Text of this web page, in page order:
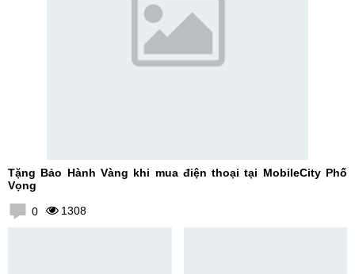
Tặng Bảo Hành Vàng khi mua điện thoại tại MobileCity Phố
Vọng
0 1308